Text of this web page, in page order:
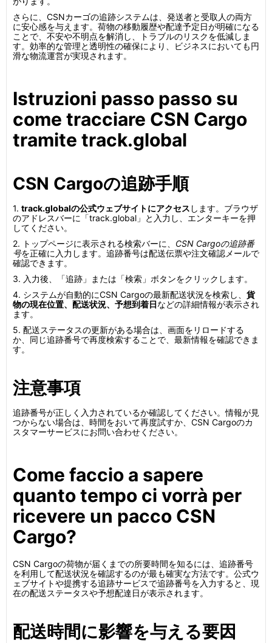
さらに、CSNカーゴの追跡システムは、発送者と受取人の両方
に安心感を与えます。荷物の移動履歴や配達予定日が明確になる
ことで、不安や不明点を解消し、トラブルのリスクを低減しま
す。効率的な管理と透明性の確保により、ビジネスにおいても円
滑な物流運営が実現されます。
Istruzioni passo passo su
come tracciare CSN Cargo
tramite track.global
CSN Cargoの追跡手順
1. track.globalの公式ウェブサイトにアクセス します。ブラウザ
のアドレスバーに「track.global」と入力し、エンターキーを押
してください。
2. トップページに表示される検索バーに、 CSN Cargoの追跡番
号を正確に入力します。追跡番号は配送伝票や注文確認メールで
確認できます。
3. 入力後、「追跡」または「検索」ボタンをクリックします。
4. システムが自動的にCSN Cargoの最新配送状況を検索し、 貨
物の現在位置、配送状況、予想到着日などの詳細情報が表示され
ます。
5. 配送ステータスの更新がある場合は、画面をリロードする
か、同じ追跡番号で再度検索することで、最新情報を確認できま
す。
注意事項
追跡番号が正しく入力されているか確認してください。情報が見
つからない場合は、時間をおいて再度試すか、CSN Cargoのカ
スタマーサービスにお問い合わせください。
Come faccio a sapere
quanto tempo ci vorrà per
ricevere un pacco CSN
Cargo?
CSN Cargoの荷物が届くまでの所要時間を知るには、追跡番号
を利用して配送状況を確認するのが最も確実な方法です。公式ウ
ェブサイトや提携する追跡サービスで追跡番号を入力すると、現
在の配送ステータスや予想配達日が表示されます。
配送時間に影響を与える要因